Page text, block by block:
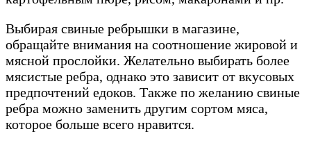
Выбирая свиные ребрышки в магазине,
обращайте внимания на соотношение жировой и
мясной прослойки. Желательно выбирать более
мясистые ребра, однако это зависит от вкусовых
предпочтений едоков. Также по желанию свиные
ребра можно заменить другим сортом мяса,
которое больше всего нравится.